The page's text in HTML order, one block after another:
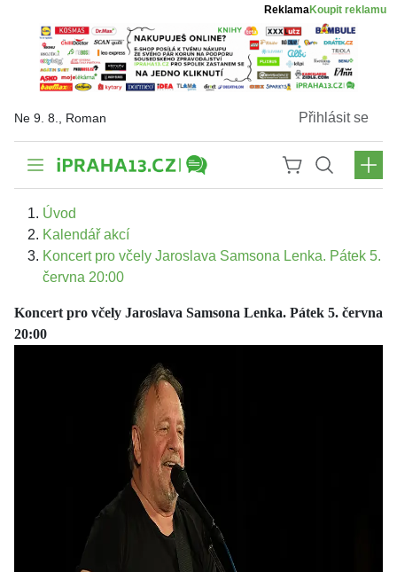
ReklamaKoupit reklamu
Ne 9. 8., Roman Přihlásit se
Úvod
Kalendář akcí
Koncert pro včely Jaroslava Samsona Lenka. Pátek 5.
června 20:00
Koncert pro včely Jaroslava Samsona Lenka. Pátek 5. června
20:00